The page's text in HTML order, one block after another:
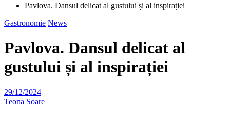
Pavlova. Dansul delicat al gustului și al inspirației
Gastronomie News
Pavlova. Dansul delicat al
gustului și al inspirației
29/12/2024
Teona Soare